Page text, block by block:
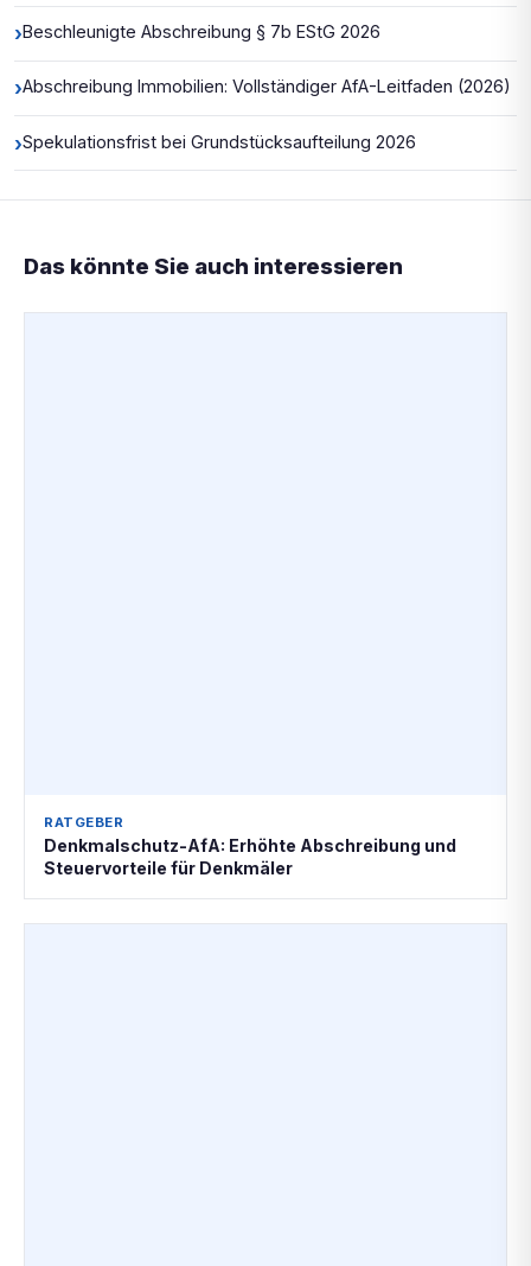
›Beschleunigte Abschreibung § 7b EStG 2026
›Abschreibung Immobilien: Vollständiger AfA-Leitfaden (2026)
›Spekulationsfrist bei Grundstücksaufteilung 2026
Das könnte Sie auch interessieren
RATGEBER
Denkmalschutz-AfA: Erhöhte Abschreibung und
Steuervorteile für Denkmäler